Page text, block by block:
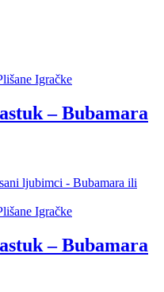
Igračke
– Bubamara
Igračke
– Bubamara